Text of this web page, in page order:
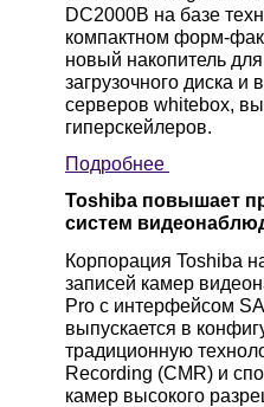
DC2000B на базе
компактном форм-
новый накопитель
загрузочного диска
серверов whitebox,
гиперскейлеров.
Подробнее
Toshiba повышает
систем
Корпорация Toshiba
записей камер
Pro с интерфейсом
выпускается в
традиционную
Recording (CMR) и
камер высокого